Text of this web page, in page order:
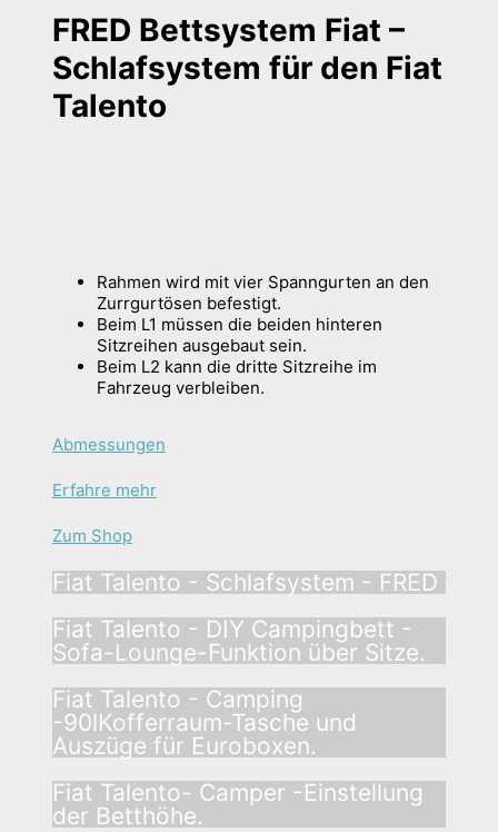
FRED Bettsystem Fiat –
Schlafsystem für den Fiat
Talento
Rahmen wird mit vier Spanngurten an den
Zurrgurtösen befestigt.
Beim L1 müssen die beiden hinteren
Sitzreihen ausgebaut sein.
Beim L2 kann die dritte Sitzreihe im
Fahrzeug verbleiben.
Abmessungen
Erfahre mehr
Zum Shop
Fiat Talento - Schlafsystem - FRED
Fiat Talento - DIY Campingbett -
Sofa-Lounge-Funktion über Sitze.
Fiat Talento - Camping
-90lKofferraum-Tasche und
Auszüge für Euroboxen.
Fiat Talento- Camper -Einstellung
der Betthöhe.